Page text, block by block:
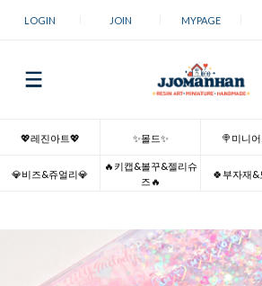
LOGIN JOIN MYPAGE
💖레진아트💖 ✨몰드✨ 🍭미니
💎비즈&쥬얼리💎
🔥키캡&볼꾸&젤리슈
즈🔥
🍀부자재&